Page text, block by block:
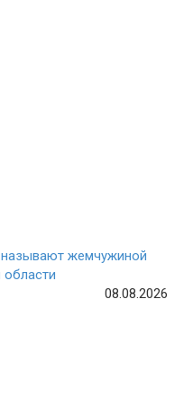
называют жемчужиной
08.08.2026